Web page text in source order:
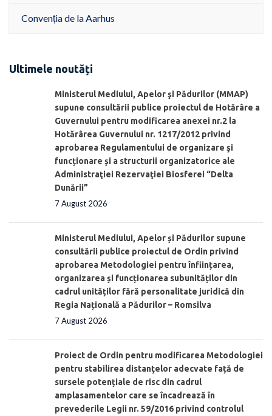
Convenția de la Aarhus
Ultimele noutăți
Ministerul Mediului, Apelor şi Pădurilor (MMAP)
supune consultării publice proiectul de Hotărâre a
Guvernului pentru modificarea anexei nr.2 la
Hotărârea Guvernului nr. 1217/2012 privind
aprobarea Regulamentului de organizare şi
funcționare și a structurii organizatorice ale
Administraţiei Rezervaţiei Biosferei “Delta
Dunării”
7 August 2026
Ministerul Mediului, Apelor și Pădurilor supune
consultării publice proiectul de Ordin privind
aprobarea Metodologiei pentru înființarea,
organizarea și funcționarea subunităților din
cadrul unităților fără personalitate juridică din
Regia Națională a Pădurilor – Romsilva
7 August 2026
Proiect de Ordin pentru modificarea Metodologiei
pentru stabilirea distanţelor adecvate față de
sursele potențiale de risc din cadrul
amplasamentelor care se încadrează în
prevederile Legii nr. 59/2016 privind controlul